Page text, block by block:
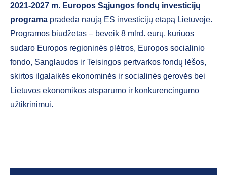
2021-2027 m. Europos Sąjungos fondų investicijų
programa pradeda naują ES investicijų etapą Lietuvoje.
Programos biudžetas – beveik 8 mlrd. eurų, kuriuos
sudaro Europos regioninės plėtros, Europos socialinio
fondo, Sanglaudos ir Teisingos pertvarkos fondų lėšos,
skirtos ilgalaikės ekonominės ir socialinės gerovės bei
Lietuvos ekonomikos atsparumo ir konkurencingumo
užtikrinimui.